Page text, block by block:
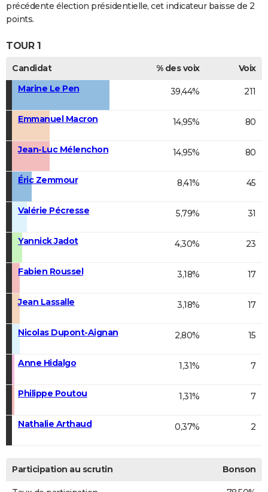
précédente élection présidentielle, cet indicateur baisse de 2
points.
TOUR 1
Candidat % des voix
Voix
Marine Le Pen
39,44% 211
Emmanuel Macron 14,95% 80
Jean-Luc Mélenchon 14,95% 80
Éric Zemmour 8,41% 45
Valérie Pécresse 5,79% 31
Yannick Jadot 4,30% 23
Fabien Roussel 3,18% 17
Jean Lassalle 3,18% 17
Nicolas Dupont-Aignan 2,80% 15
Anne Hidalgo 1,31% 7
Philippe Poutou 1,31% 7
Nathalie Arthaud 0,37% 2
Participation au scrutin Bonson